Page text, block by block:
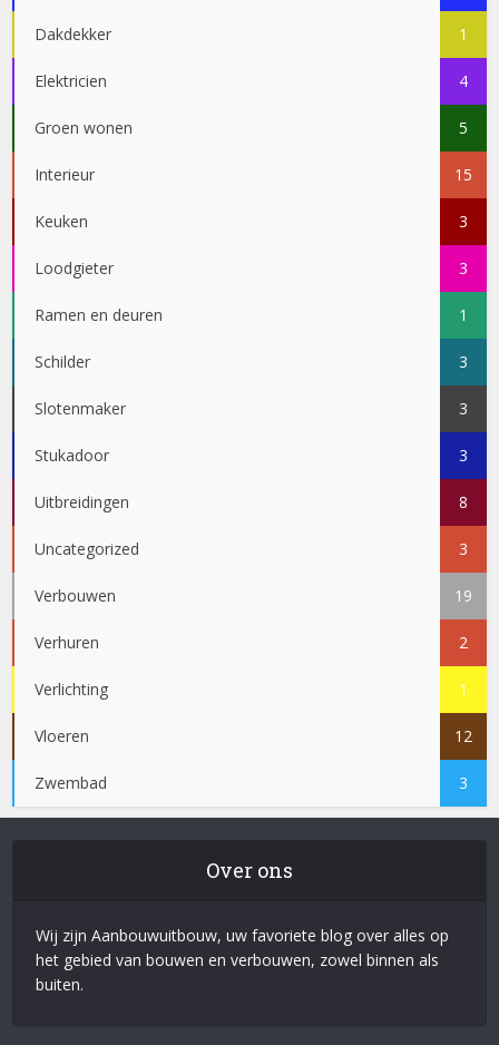
Dakdekker 1
Elektricien 4
Groen wonen 5
Interieur 15
Keuken 3
Loodgieter 3
Ramen en deuren 1
Schilder 3
Slotenmaker 3
Stukadoor 3
Uitbreidingen 8
Uncategorized 3
Verbouwen 19
Verhuren 2
Verlichting 1
Vloeren 12
Zwembad 3
Over ons
Wij zijn Aanbouwuitbouw, uw favoriete blog over alles op
het gebied van bouwen en verbouwen, zowel binnen als
buiten.